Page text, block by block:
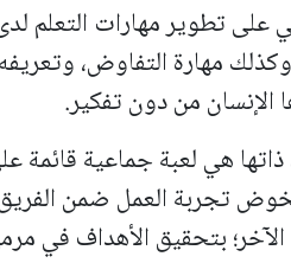
تطوير مهارات التعلم
مهارة التفاوض،
الإنسان من دون تفكير.
هي لعبة جماعية
لخوض تجربة العمل ضمن
الآخر؛ بتحقيق الأهداف في